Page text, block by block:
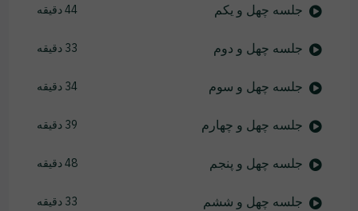
جلسه چهل و یکم 44 دقیقه
جلسه چهل و دوم 33 دقیقه
جلسه چهل و سوم 34 دقیقه
جلسه چهل و چهارم 39 دقیقه
جلسه چهل و پنجم 48 دقیقه
جلسه چهل و ششم 33 دقیقه